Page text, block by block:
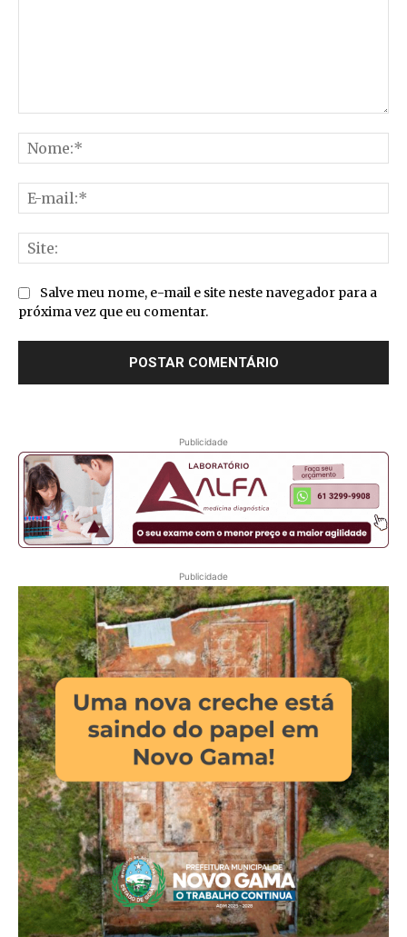
Salve meu nome, e-mail e site neste navegador para a
próxima vez que eu comentar.
Publicidade
Publicidade